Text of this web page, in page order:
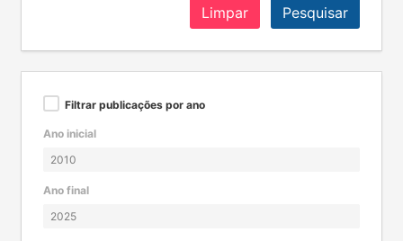
Limpar Pesquisar
Filtrar publicações por ano
Ano inicial
Ano final